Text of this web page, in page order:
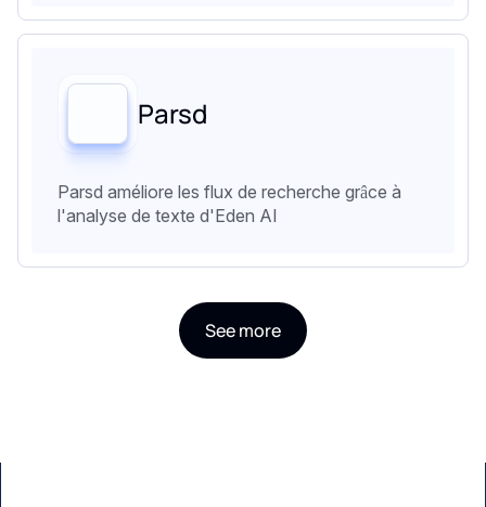
Parsd
Parsd améliore les flux de recherche grâce à
l'analyse de texte d'Eden AI
See more